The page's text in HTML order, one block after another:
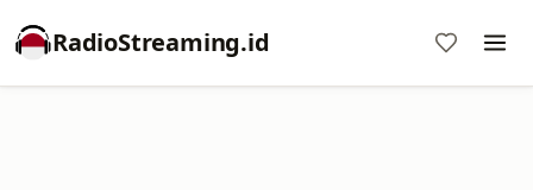
RadioStreaming.id